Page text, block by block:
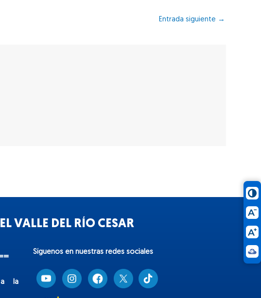
Entrada siguiente →
VALLE DEL RÍO CESAR
a la
Síguenos en nuestras redes sociales
T
i
k